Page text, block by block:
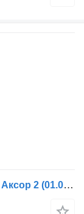
Автономный обогреватель Webasto Аксор 2 (01.04-) 1316244A для грузовика Mercedes-Benz Actros, Axor MP1, MP2, MP3 (1996-2014)